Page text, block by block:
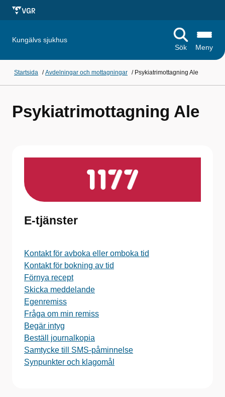
Kungälvs sjukhus
Sök
Meny
Startsida /Avdelningar och mottagningar / Psykiatrimottagning Ale
Psykiatrimottagning Ale
E-tjänster
Kontakt för avboka eller omboka tid
Kontakt för bokning av tid
Förnya recept
Skicka meddelande
Egenremiss
Fråga om min remiss
Begär intyg
Beställ journalkopia
Samtycke till SMS-påminnelse
Synpunkter och klagomål